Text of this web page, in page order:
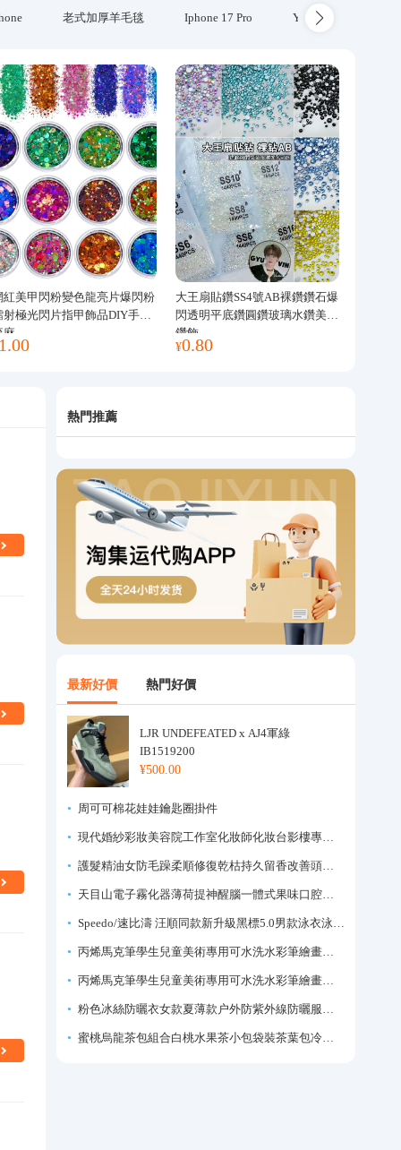
老式加厚羊毛毯 Iphone 17 Pro Yubikey
紅美甲閃粉變色龍亮片爆閃粉
射極光閃片指甲飾品DIY手工
麻
大王扇貼鑽SS4號AB裸鑽鑽石爆
閃透明平底鑽圓鑽玻璃水鑽美甲
鑽飾
¥0.80
熱門推薦
最新好價 熱門好價
LJR UNDEFEATED x AJ4軍綠
IB1519200
¥500.00
周可可棉花娃娃鑰匙圈掛件
現代婚紗彩妝美容院工作室化妝師化妝台影樓專業化妝師專用梳妝台
護髮精油女防毛躁柔順修復乾枯持久留香改善頭髮毛躁柔順劑神器
天目山電子霧化器薄荷提神醒腦一體式果味口腔噴霧吸入式戒煙神器
Speedo/速比濤 汪順同款新升級黑標5.0男款泳衣泳褲溫泉游泳套裝
丙烯馬克筆學生兒童美術專用可水洗水彩筆繪畫彩色塗鴉畫筆不透色可疊色防水手繪diy丙烯顏料筆水性填色筆
丙烯馬克筆學生兒童美術專用可水洗水彩筆繪畫彩色塗鴉畫筆不透色可疊色防水手繪diy丙烯顏料筆水性填色筆
粉色冰絲防曬衣女款夏薄款户外防紫外線防曬服修身緊身短外套上衣
蜜桃烏龍茶包組合白桃水果茶小包袋裝茶葉包冷泡茶泡水喝的東西